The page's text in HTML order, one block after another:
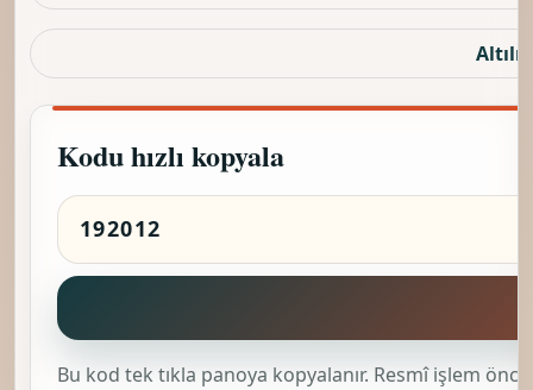
Altılı
Kodu hızlı kopyala
Bu kod tek tıkla panoya kopyalanır. Resmî işlem